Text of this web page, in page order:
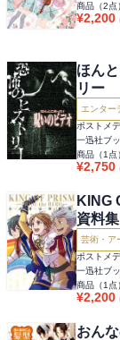
商品（2点
¥2,200
ほん
リー
エンター
ポストメ
一迅社ブ
商品（1 点
¥2,750
KING
資料集
芸術・ア
ポストメ
一迅社ブ
商品（1 点
¥2,200
おん